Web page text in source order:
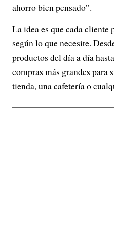
ahorro bien pensado”.
La idea es que cada
según lo que necesite.
productos del día a día
compras más grandes para
tienda, una cafetería o